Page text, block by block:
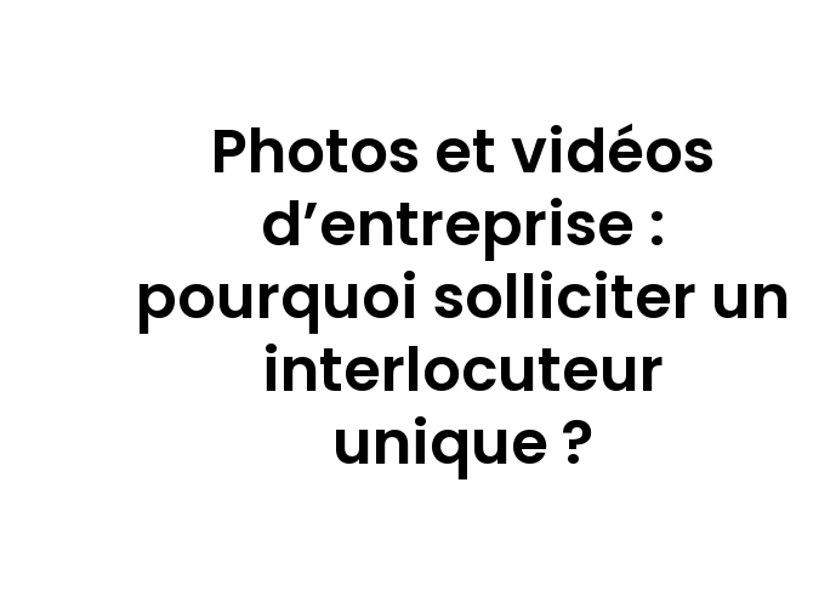
Photos et vidéos
d’entreprise :
pourquoi solliciter un
interlocuteur
unique ?